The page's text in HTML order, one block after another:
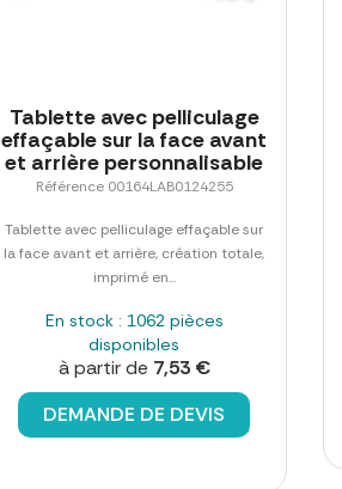
Tablette avec pelliculage
effaçable sur la face avant
et arrière personnalisable
Référence 00164LAB0124255
Tablette avec pelliculage effaçable sur
la face avant et arrière, création totale,
imprimé en...
En stock : 1062 pièces
disponibles
à partir de 7,53 €
DEMANDE DE DEVIS